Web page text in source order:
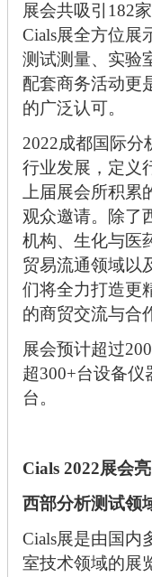
展会共吸引182
Cials展全方位展
测试测量、实验
配套商务活动更
的广泛认可。
2022成都国际分
行业发展，定义
上届展会所积
观众邀请。除了
机构、生化与医
贸易流通领域以
们将全力打造更
的商贸交流与合
展会预计超过
超300+台设备
台。
Cials 2022展会
西部分析测试领
Cials展是由国内
室技术领域的展